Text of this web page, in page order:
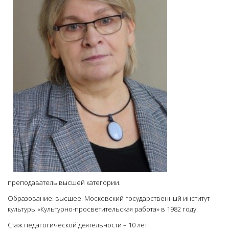
преподаватель высшей категории.
Образование: высшее. Московский государственный институт
культуры «Культурно-просветительская работа» в 1982 году.
Стаж педагогической деятельности – 10 лет.